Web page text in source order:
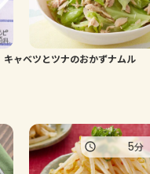
キャベツとツナのおかずナムル
5分